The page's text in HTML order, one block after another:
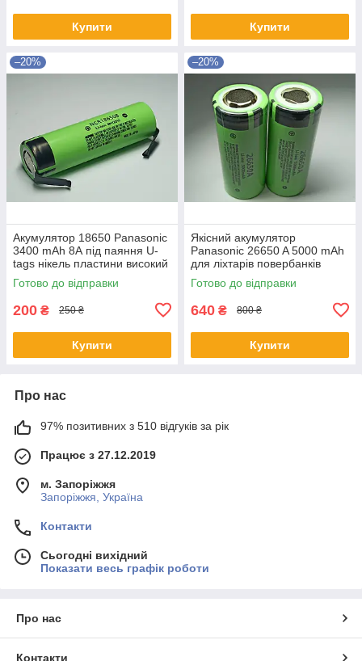
Купити Купити
–20%
Акумулятор 18650 Panasonic
3400 mAh 8А під паяння U-
tags нікель пластини високий
струм з виводами
Готово до відправки
200 ₴ 250 ₴
Купити
–20%
Якісний акумулятор
Panasonic 26650 A 5000 mAh
для ліхтарів повербанків
26650A
Готово до відправки
640 ₴ 800 ₴
Купити
Про нас
97% позитивних з 510 відгуків за рік
Працює з 27.12.2019
м. Запоріжжя
Запоріжжя, Україна
Контакти
Сьогодні вихідний
Показати весь графік роботи
Про нас
Контакти